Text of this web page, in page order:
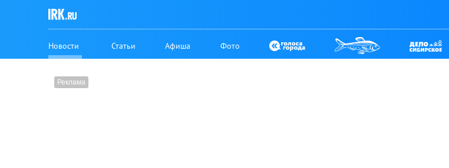
Новости Статьи Афиша Фото